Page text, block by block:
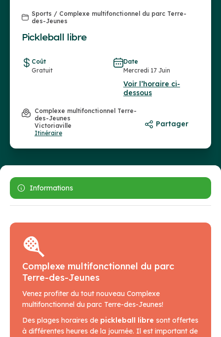
Sports / Complexe multifonctionnel du parc Terre-
des-Jeunes
Pickleball libre
Coût
Gratuit
Date
Mercredi 17 Juin
Voir l’horaire ci-
dessous
Complexe multifonctionnel Terre-
des-Jeunes
Victoriaville
Itinéraire
Partager
Informations
Complexe multifonctionnel du parc
Terre-des-Jeunes
Venez profiter du tout nouveau Complexe
multifonctionnel du parc Terre-des-Jeunes!
Des plages horaires de pickleball libre sont offertes
à différentes heures de la journée. Il est important de